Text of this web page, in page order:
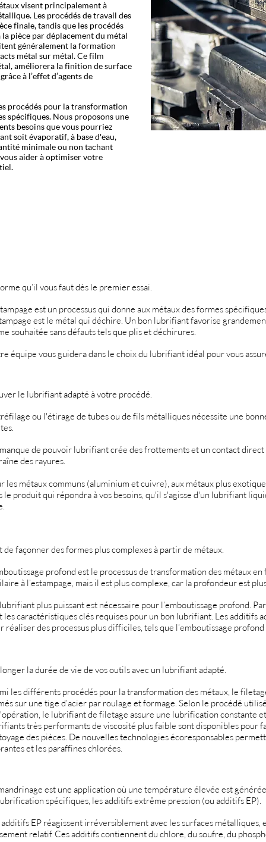
visent principalement à
Les procédés de travail des
finale, tandis que les procédés
pièce par déplacement du métal
généralement la formation
métal sur métal. Ce film
améliorera la finition de surface
à l’effet d’agents de
procédés pour la transformation
spécifiques. Nous proposons une
besoins que vous pourriez
soit évaporatif, à base d'eau,
minimale ou non tachant
aider à optimiser votre
qu’il vous faut dès le premier essai.
est un processus qui donne aux métaux des formes
est le métal qui déchire. Un bon lubrifiant favorise
souhaitée sans défauts tels que plis et déchirures.
équipe vous guidera dans le choix du lubrifiant idéal pour vous
le lubrifiant adapté à votre procédé.
ou l'étirage de tubes ou de fils métalliques nécessite une
de pouvoir lubrifiant crée des frottements et un contact
des rayures.
les métaux communs (aluminium et cuivre), aux métaux plus
le produit qui répondra à vos besoins, qu'il s'agisse d'un lubrifiant
de façonner des formes plus complexes à partir de métaux.
profond est le processus de transformation des métaux
à l’estampage, mais il est plus complexe, car la profondeur est
plus puissant est nécessaire pour l’emboutissage profond.
les caractéristiques clés requises pour un bon lubrifiant. Les additifs
réaliser des processus plus difficiles, tels que l’emboutissage
la durée de vie de vos outils avec un lubrifiant adapté.
les différents procédés pour la transformation des métaux, le
sur une tige d’acier par roulage et formage. Selon le procédé
le lubrifiant de filetage assure une lubrification constante
très performants de viscosité plus faible sont disponibles pour
des pièces. De nouvelles technologies écoresponsables
et les paraffines chlorées.
est une application où une température élevée est
spécifiques, les additifs extrême pression (ou additifs EP).
additifs EP réagissent irréversiblement avec les surfaces métalliques,
relatif. Ces additifs contiennent du chlore, du soufre, du